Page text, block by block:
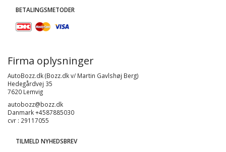
BETALINGSMETODER
Firma oplysninger
AutoBozz.dk (Bozz.dk v/ Martin Gavlshøj Berg)
Hedegårdvej 35
7620 Lemvig
autobozz@bozz.dk
Danmark +4587885030
cvr : 29117055
TILMELD NYHEDSBREV